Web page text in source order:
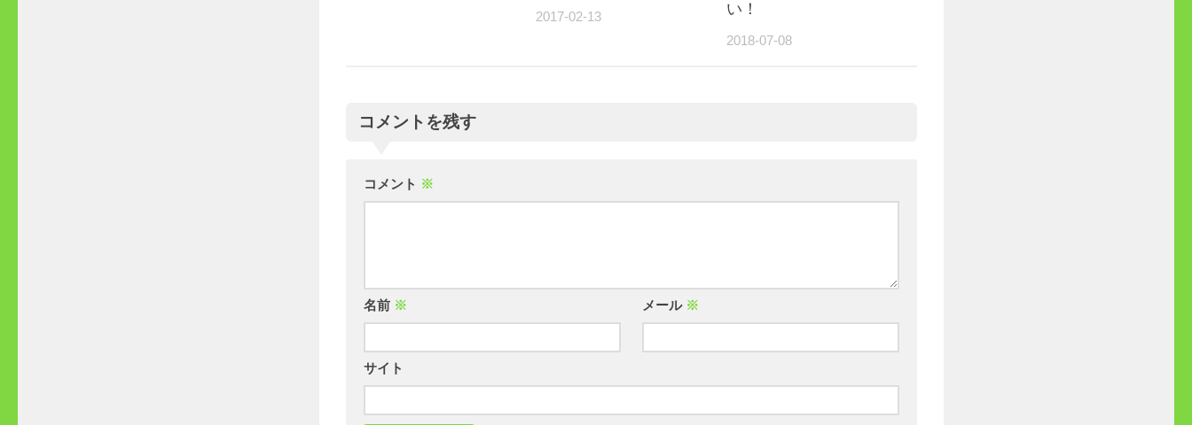
2017-02-13
い！
2018-07-08
コメントを残す
コメント ※
名前 ※ メール ※
サイト